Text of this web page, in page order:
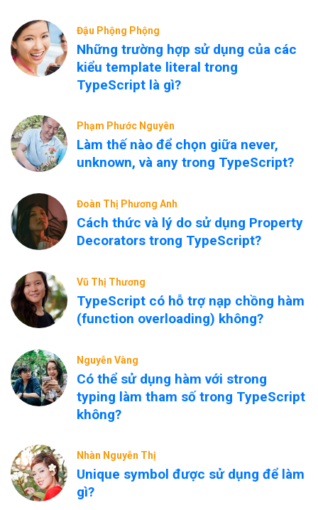
Đậu Phộng Phộng
Những trường hợp sử dụng của các
kiểu template literal trong
TypeScript là gì?
Phạm Phước Nguyên
Làm thế nào để chọn giữa never,
unknown, và any trong TypeScript?
Đoàn Thị Phương Anh
Cách thức và lý do sử dụng Property
Decorators trong TypeScript?
Vũ Thị Thương
TypeScript có hỗ trợ nạp chồng hàm
(function overloading) không?
Nguyễn Vàng
Có thể sử dụng hàm với strong
typing làm tham số trong TypeScript
không?
Nhàn Nguyễn Thị
Unique symbol được sử dụng để làm
gì?